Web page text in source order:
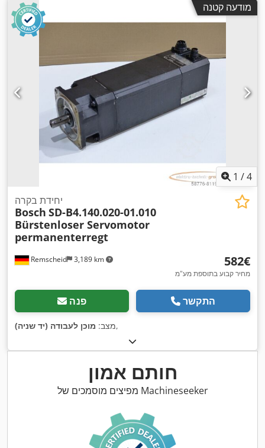
מודעה קטנה
1 /4
Remscheid 3,189 km
יחידת בקרה
Bosch SD-B4.140.020-01.010
Bürstenloser Servomotor
permanenterregt
‏582 ‏€
מחיר קבוע בתוספת מע"מ
פנה התקשר
מצב: מוכן לעבודה (יד שניה) ,
חותם אמון
מפיצים מוסמכים של Machineseeker